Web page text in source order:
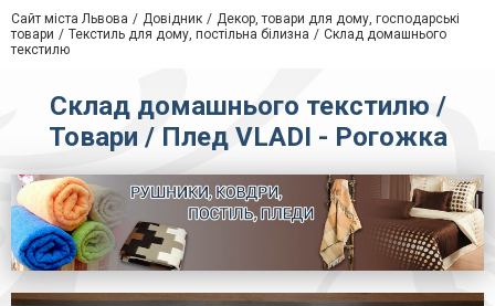
Сайт міста Львова Довідник
Декор, товари для дому, господарські
товари
Текстиль для дому, постільна білизна
Склад домашнього
текстилю
Склад домашнього текстилю /
Товари / Плед VLADI - Рогожка